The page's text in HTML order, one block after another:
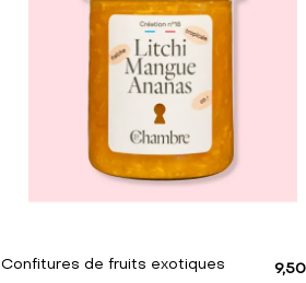
Confitures de fruits exotiques